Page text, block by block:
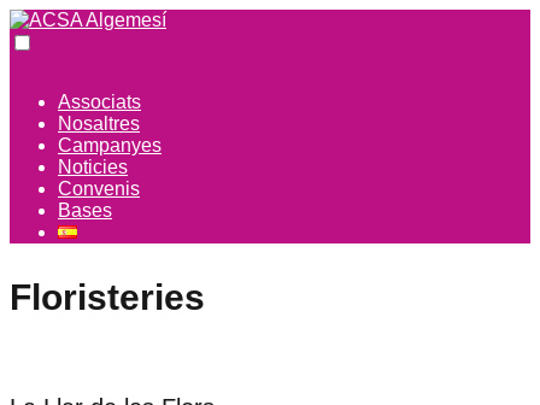
Associats
Nosaltres
Campanyes
Noticies
Convenis
Bases
Floristeries